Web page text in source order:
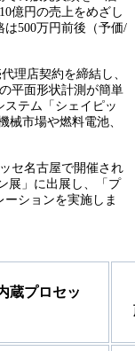
億円の売上をめざし
500万円前後（予価/
理店契約を締結し、
平面形状計測が簡単
テム「シェイピッ
械市場や燃料電池、
セ名古屋で開催され
展」に出展し、「プ
ションを実施しま
蔵プロセッ